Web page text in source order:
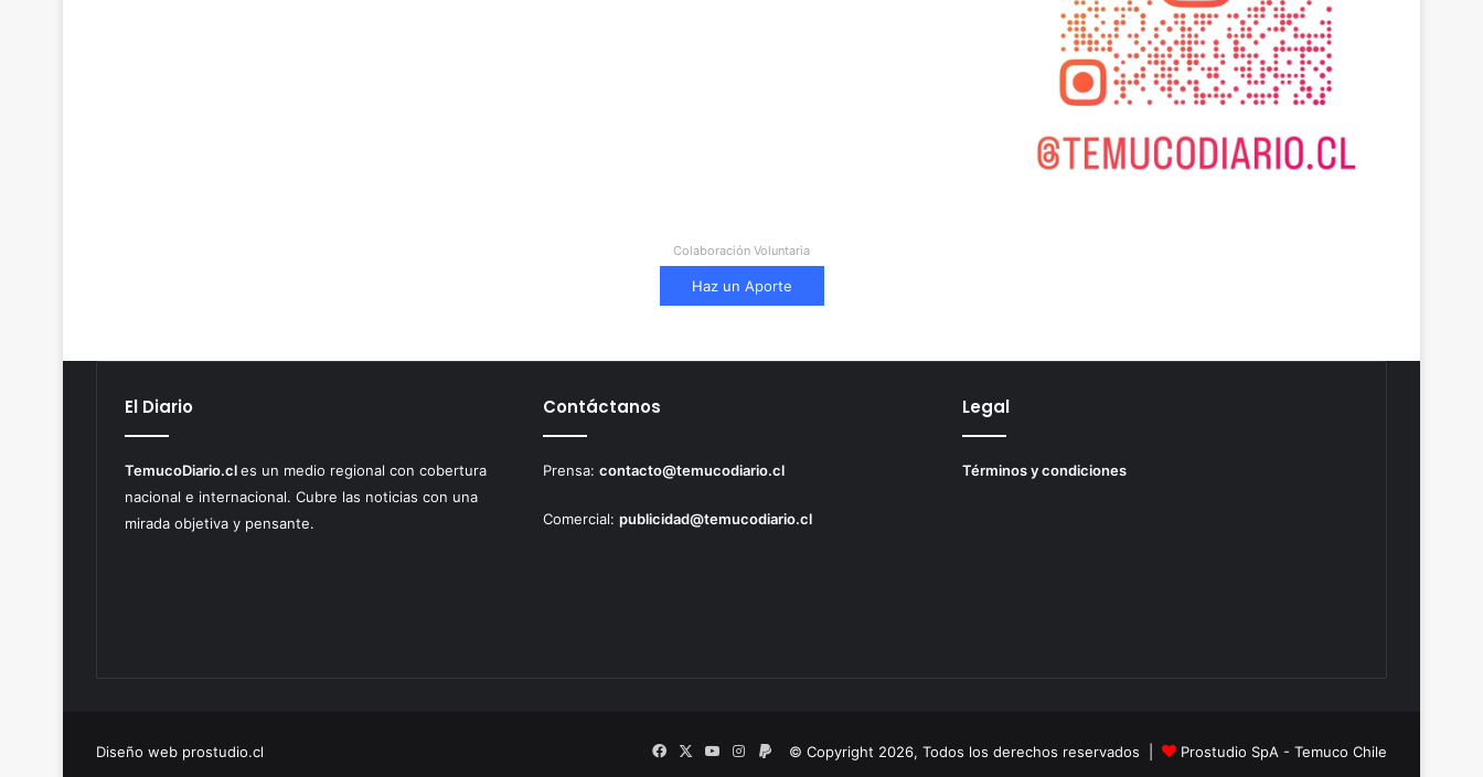
Colaboración Voluntaria
Haz un Aporte
El Diario
TemucoDiario.cles un medio regional con cobertura
nacional e internacional. Cubre las noticias con una
mirada objetiva y pensante.
Contáctanos
Prensa:contacto@temucodiario.cl
Comercial:publicidad@temucodiario.cl
Legal
Términos y condiciones
Diseño web prostudio.cl © Copyright 2026, Todos los derechos reservados | Prostudio SpA - Temuco Chile
FacebookYouTubeInstagram
PayPal